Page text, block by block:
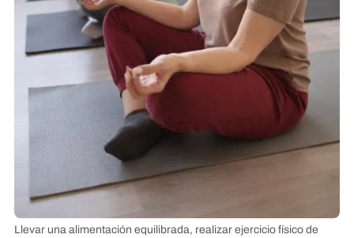
Llevar una alimentación equilibrada, realizar ejercicio físico de